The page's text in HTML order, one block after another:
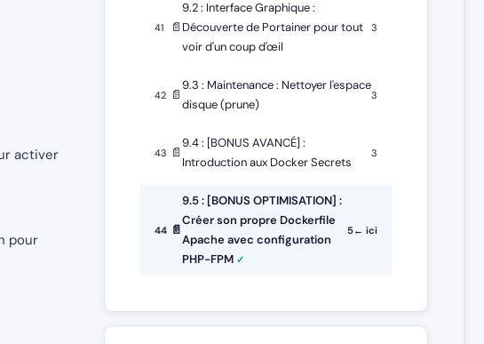
activer
pour
41 📄
9.2 : Interface Graphique :
Découverte de Portainer pour tout
voir d'un coup d'œil
3
42 📄
9.3 : Maintenance : Nettoyer l'espace
disque (prune)
3
43 📄
9.4 : [BONUS AVANCÉ] :
Introduction aux Docker Secrets
3
44 📄
9.5 : [BONUS OPTIMISATION] :
Créer son propre Dockerfile
Apache avec configuration
PHP-FPM
5← ici